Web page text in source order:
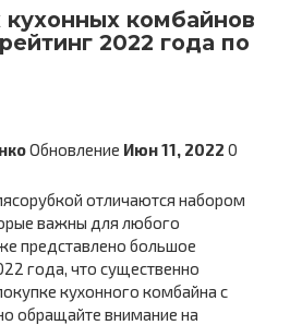
комбайнов
2022 года по
Обновление Июн 11, 2022 0
отличаются набором
важны для любого
представлено большое
года, что существенно
кухонного комбайна с
обращайте внимание на